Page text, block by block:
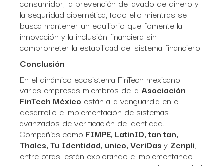
consumidor, la prevención de lavado de dinero y
la seguridad cibernética, todo ello mientras se
busca mantener un equilibrio que fomente la
innovación y la inclusión financiera sin
comprometer la estabilidad del sistema financiero.
Conclusión
En el dinámico ecosistema FinTech mexicano,
varias empresas miembros de la Asociación
FinTech México están a la vanguardia en el
desarrollo e implementación de sistemas
avanzados de verificación de identidad.
Compañías como FIMPE, LatinID, tan tan,
Thales, Tu Identidad, unico, VeriDasy Zenpli,
entre otras, están explorando e implementando